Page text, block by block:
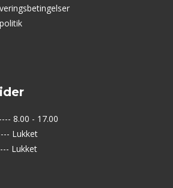
8.00 - 17.00
Lukket
Lukket